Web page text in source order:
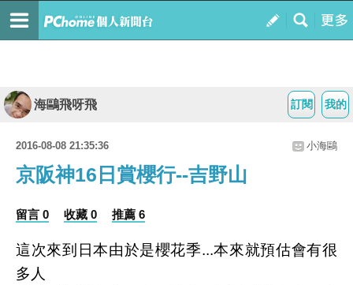
我的
訂閱
海鷗飛呀飛
2016-08-08 21:35:36 小海鷗
京阪神16日賞櫻行--吉野山
留言 0 收藏 0 推薦 6
這次來到日本由於是櫻花季...本來就預估會有很
多人